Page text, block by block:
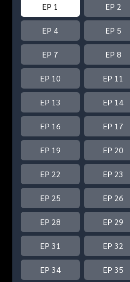
EP 1 EP 2
EP 4 EP 5
EP 7 EP 8
EP 10 EP 11
EP 13 EP 14
EP 16 EP 17
EP 19 EP 20
EP 22 EP 23
EP 25 EP 26
EP 28 EP 29
EP 31 EP 32
EP 34 EP 35